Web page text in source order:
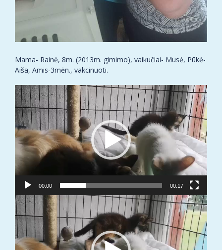
Mama- Rainė, 8m. (2013m. gimimo), vaikučiai- Musė, Pūkė-
Aiša, Amis-3mėn., vakcinuoti.
Video
grotuvas
00:00 00:17
Video
grotuvas